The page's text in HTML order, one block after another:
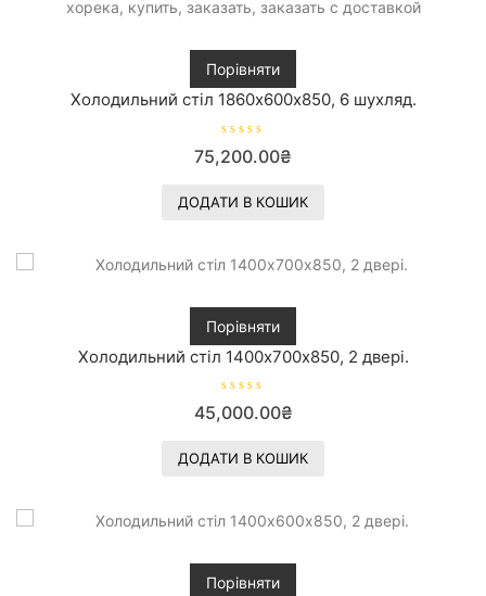
Порівняти
Холодильний стіл 1860х600х850, 6 шухляд.
О
ц
е
н
з
75,200.00₴
ДОДАТИ В КОШИК
Порівняти
Холодильний стіл 1400х700х850, 2 двері.
О
ц
е
з
45,000.00₴
ДОДАТИ В КОШИК
Порівняти